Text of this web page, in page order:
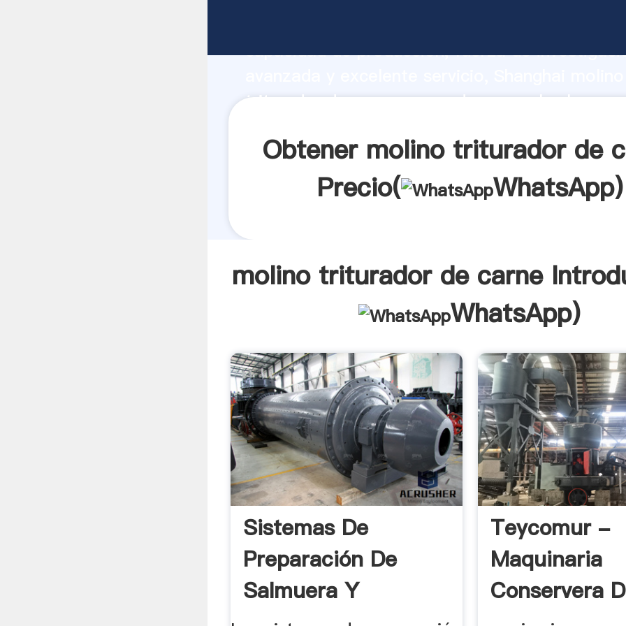
capacidad de producción, fuerza de
triturador de carne proveedor crea el valor y
Obtener molino triturador de
Precio(
WhatsApp)
molino triturador de carne
WhatsApp)
Sistemas De
Preparación De
Salmuera Y
Teycomur -
Maquinaria
Conservera